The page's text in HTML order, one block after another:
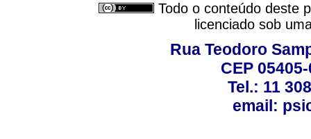
Todo o conteúdo deste
licenciado sob
Rua Teodoro
CEP
Tel.: 11
email: